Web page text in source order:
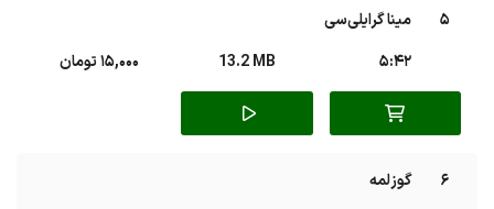
5
مینا گرایلی‌سی
5:42
13.2 MB 15,000 تومان
6
گوزلمه